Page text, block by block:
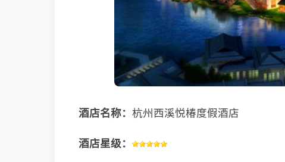
酒店名称： 杭州西溪悦椿度假酒店
酒店星级：